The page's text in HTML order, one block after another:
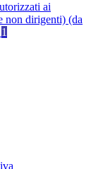
ai
non dirigenti) (da
1